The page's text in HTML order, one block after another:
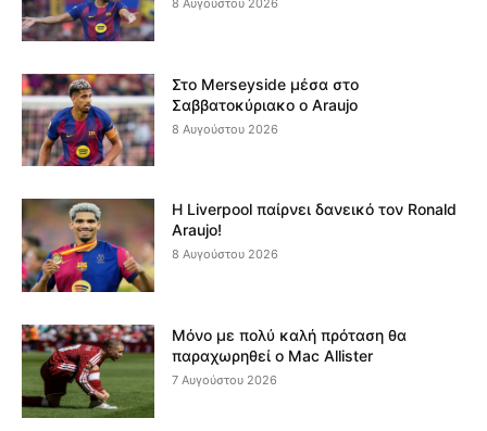
8 Αυγούστου 2026
Στο Merseyside μέσα στο
Σαββατοκύριακο ο Araujo
8 Αυγούστου 2026
Η Liverpool παίρνει δανεικό τον Ronald
Araujo!
8 Αυγούστου 2026
Μόνο με πολύ καλή πρόταση θα
παραχωρηθεί ο Mac Allister
7 Αυγούστου 2026